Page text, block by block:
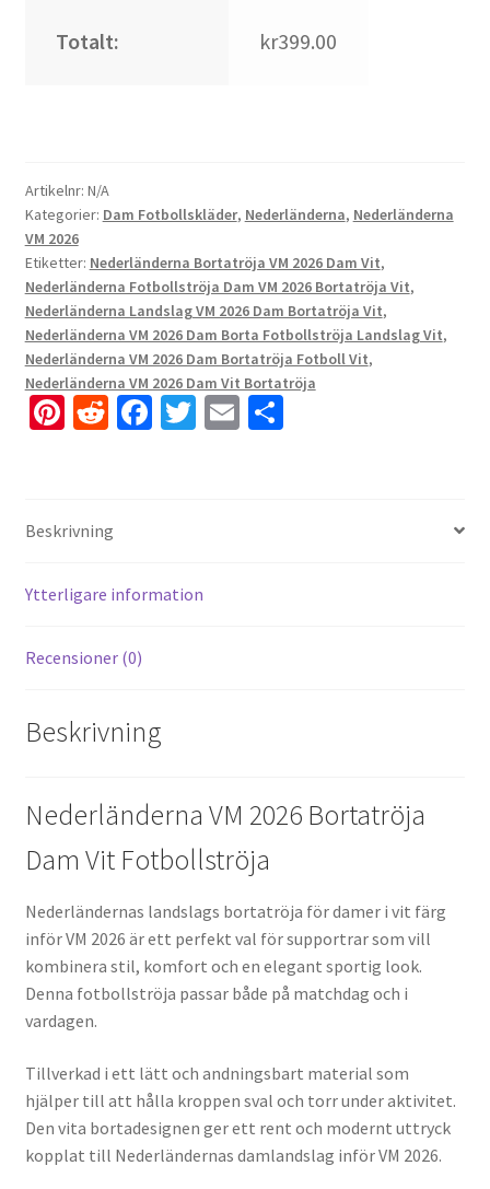
Totalt: kr399.00
Artikelnr: N/A
Kategorier: Dam Fotbollskläder, Nederländerna, Nederländerna
VM 2026
Etiketter: Nederländerna Bortatröja VM 2026 Dam Vit,
Nederländerna Fotbollströja Dam VM 2026 Bortatröja Vit,
Nederländerna Landslag VM 2026 Dam Bortatröja Vit,
Nederländerna VM 2026 Dam Borta Fotbollströja Landslag Vit,
Nederländerna VM 2026 Dam Bortatröja Fotboll Vit,
Nederländerna VM 2026 Dam Vit Bortatröja
Pi
es
R
di
t
Fa
k
T E D
Beskrivning
Ytterligare information
Recensioner (0)
Beskrivning
Nederländerna VM 2026 Bortatröja
Dam Vit Fotbollströja
Nederländernas landslags bortatröja för damer i vit färg
inför VM 2026 är ett perfekt val för supportrar som vill
kombinera stil, komfort och en elegant sportig look.
Denna fotbollströja passar både på matchdag och i
vardagen.
Tillverkad i ett lätt och andningsbart material som
hjälper till att hålla kroppen sval och torr under aktivitet.
Den vita bortadesignen ger ett rent och modernt uttryck
kopplat till Nederländernas damlandslag inför VM 2026.